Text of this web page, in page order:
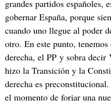
grandes partidos españoles,
gobernar España, porque
cuando uno llegue al poder
otro. En este punto,
derecha, el PP y sobra decir
hizo la Transición y la
derecha es
el momento de forjar una